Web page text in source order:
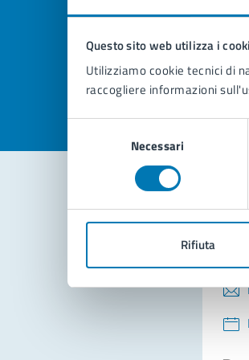
Questo sito web utilizza i
Utilizziamo cookie tecnici di
raccogliere informazioni
del
Necessari
Rifiuta
Valuta la